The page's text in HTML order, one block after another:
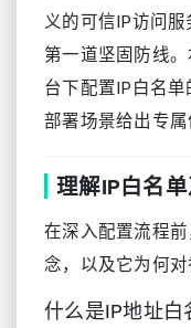
义的可信IP访问
第一道坚固防线
台下配置IP白名
部署场景给出专属
理解IP白名
在深入配置流程
念，以及它为何对
什么是IP地址白